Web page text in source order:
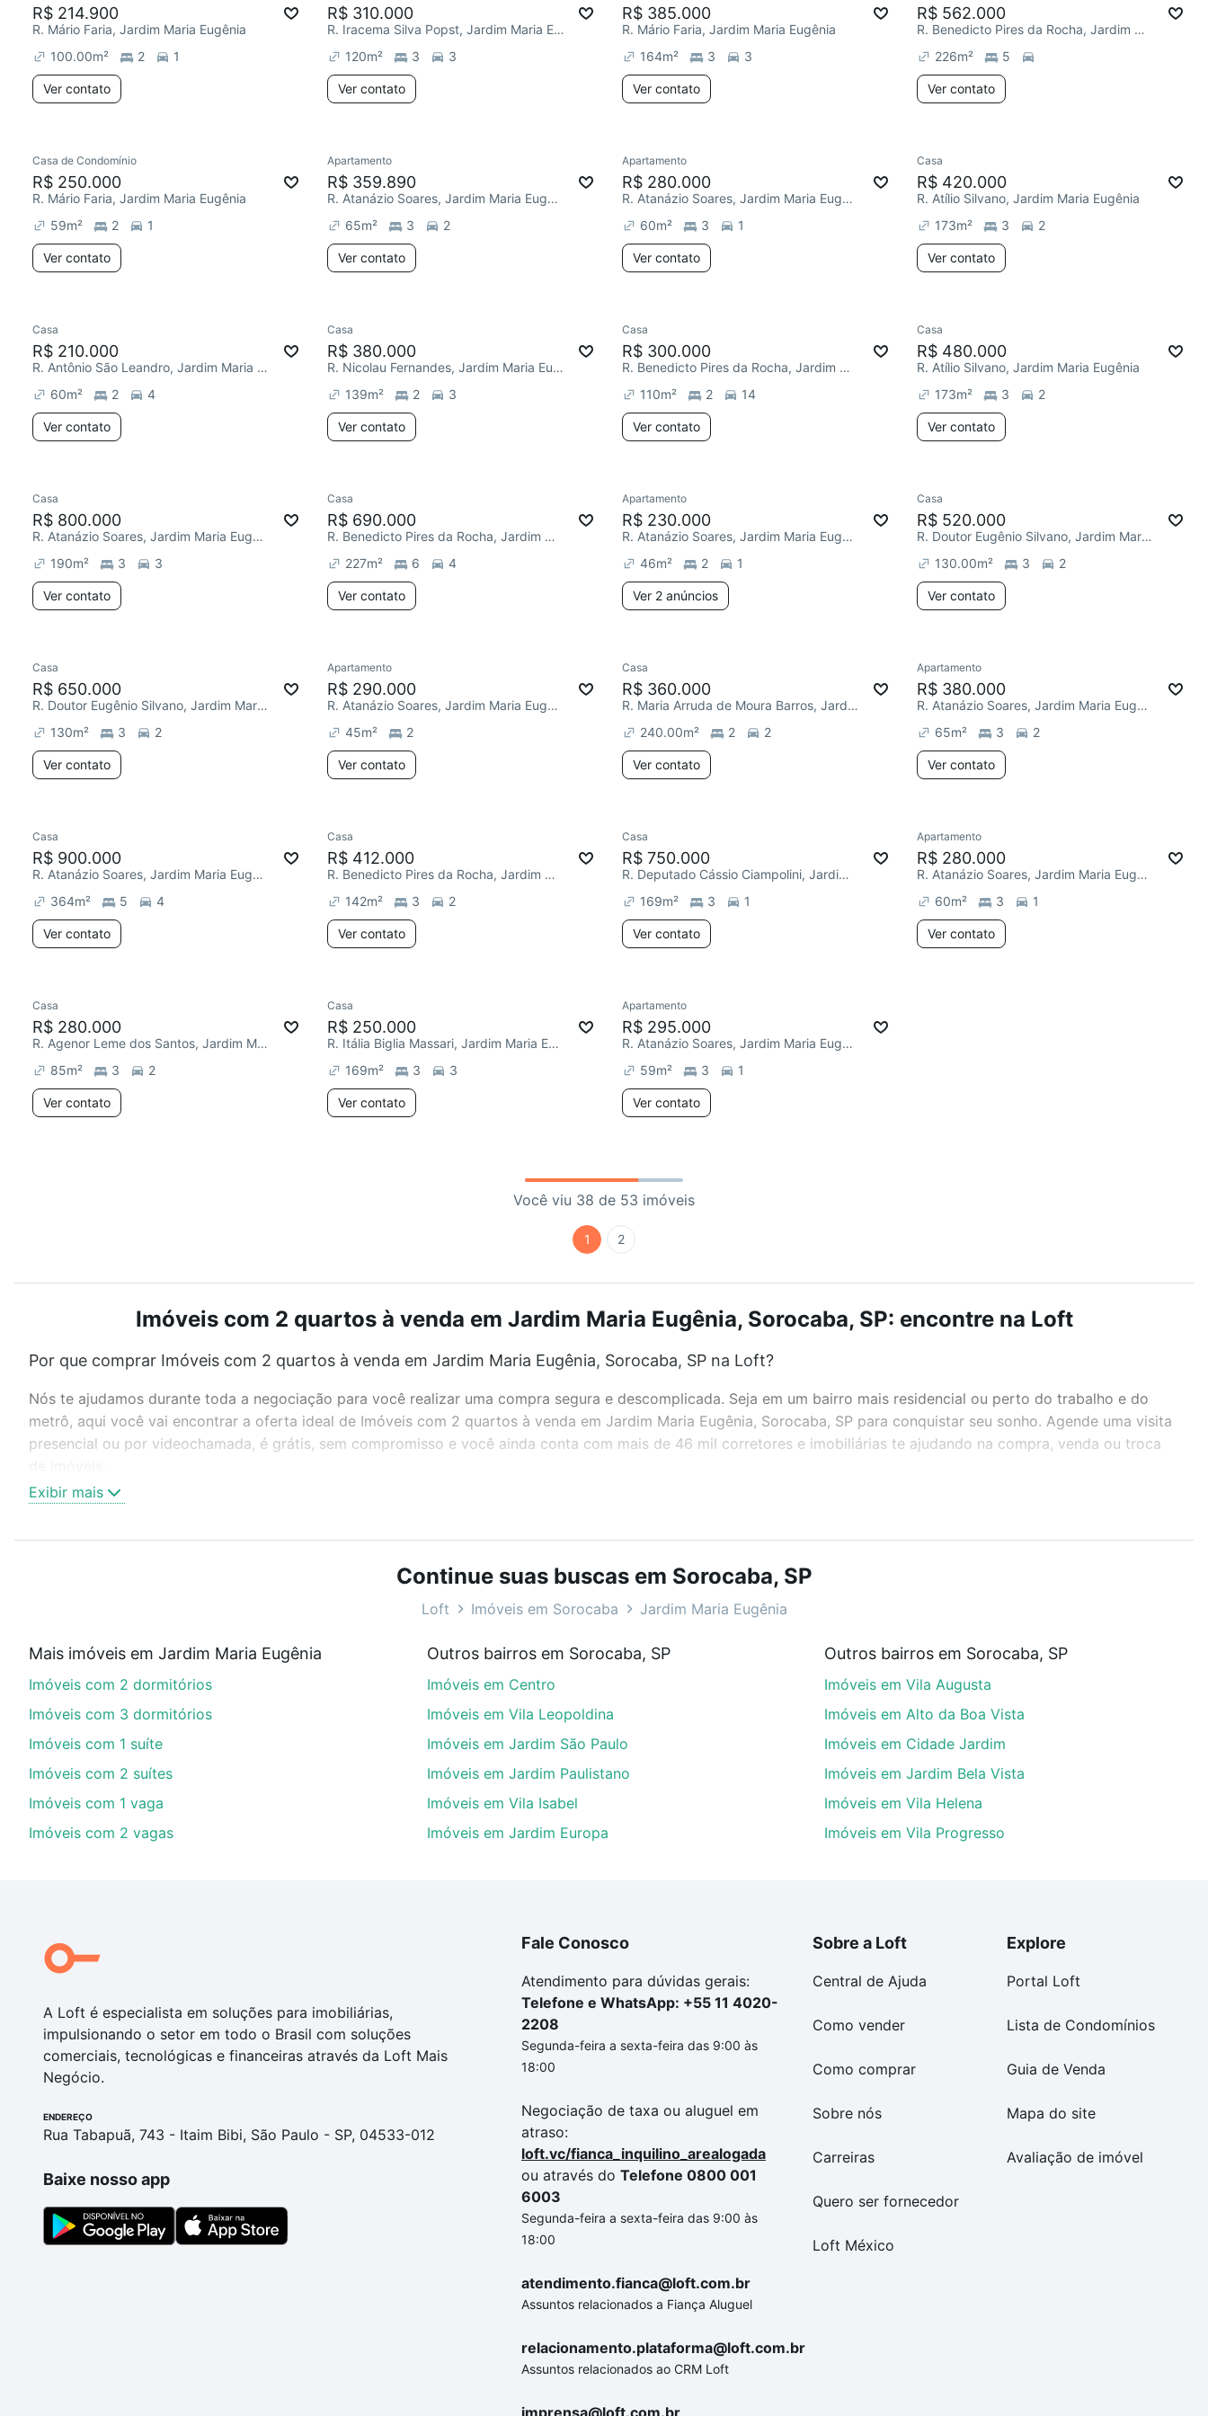
R$ 214.900
R. Mário Faria, Jardim Maria Eugênia
100.00m² 2 1
Ver contato
R$ 310.000
R. Iracema Silva Popst, Jardim Maria Eugênia
120m² 3 3
Ver contato
R$ 385.000
R. Mário Faria, Jardim Maria Eugênia
164m² 3 3
Ver contato
R$ 562.000
R. Benedicto Pires da Rocha, Jardim Maria Eugênia
226m² 5
Ver contato
Casa de Condomínio
R$ 250.000
R. Mário Faria, Jardim Maria Eugênia
59m² 2 1
Ver contato
Apartamento
R$ 359.890
R. Atanázio Soares, Jardim Maria Eugênia
65m² 3 2
Ver contato
Apartamento
R$ 280.000
R. Atanázio Soares, Jardim Maria Eugênia
60m² 3 1
Ver contato
Casa
R$ 420.000
R. Atílio Silvano, Jardim Maria Eugênia
173m² 3 2
Ver contato
Casa
R$ 210.000
R. Antônio São Leandro, Jardim Maria Eugênia
60m² 2 4
Ver contato
Casa
R$ 380.000
R. Nicolau Fernandes, Jardim Maria Eugênia
139m² 2 3
Ver contato
Casa
R$ 300.000
R. Benedicto Pires da Rocha, Jardim Maria Eugênia
110m² 2 14
Ver contato
Casa
R$ 480.000
R. Atílio Silvano, Jardim Maria Eugênia
173m² 3 2
Ver contato
Casa
R$ 800.000
R. Atanázio Soares, Jardim Maria Eugênia
190m² 3 3
Ver contato
Casa
R$ 690.000
R. Benedicto Pires da Rocha, Jardim Maria Eugênia
227m² 6 4
Ver contato
Apartamento
R$ 230.000
R. Atanázio Soares, Jardim Maria Eugênia
46m² 2 1
Ver 2 anúncios
Casa
R$ 520.000
R. Doutor Eugênio Silvano, Jardim Maria Eugênia
130.00m² 3 2
Ver contato
Casa
R$ 650.000
R. Doutor Eugênio Silvano, Jardim Maria Eugênia
130m² 3 2
Ver contato
Apartamento
R$ 290.000
R. Atanázio Soares, Jardim Maria Eugênia
45m² 2
Ver contato
Casa
R$ 360.000
R. Maria Arruda de Moura Barros, Jardim Maria Eugênia
240.00m² 2 2
Ver contato
Apartamento
R$ 380.000
R. Atanázio Soares, Jardim Maria Eugênia
65m² 3 2
Ver contato
Casa
R$ 900.000
R. Atanázio Soares, Jardim Maria Eugênia
364m² 5 4
Ver contato
Casa
R$ 412.000
R. Benedicto Pires da Rocha, Jardim Maria Eugênia
142m² 3 2
Ver contato
Casa
R$ 750.000
R. Deputado Cássio Ciampolini, Jardim Maria Eugênia
169m² 3 1
Ver contato
Apartamento
R$ 280.000
R. Atanázio Soares, Jardim Maria Eugênia
60m² 3 1
Ver contato
Casa
R$ 280.000
R. Agenor Leme dos Santos, Jardim Maria Eugênia
85m² 3 2
Ver contato
Casa
R$ 250.000
R. Itália Biglia Massari, Jardim Maria Eugênia
169m² 3 3
Ver contato
Apartamento
R$ 295.000
R. Atanázio Soares, Jardim Maria Eugênia
59m² 3 1
Ver contato
Você viu 38 de 53 imóveis
1 2
Imóveis com 2 quartos à venda em Jardim Maria Eugênia, Sorocaba, SP: encontre na Loft
Por que comprar Imóveis com 2 quartos à venda em Jardim Maria Eugênia, Sorocaba, SP na Loft?
Nós te ajudamos durante toda a negociação para você realizar uma compra segura e descomplicada. Seja em um bairro mais residencial ou perto do trabalho e do
metrô, aqui você vai encontrar a oferta ideal de Imóveis com 2 quartos à venda em Jardim Maria Eugênia, Sorocaba, SP para conquistar seu sonho. Agende uma visita
presencial ou por videochamada, é grátis, sem compromisso e você ainda conta com mais de 46 mil corretores e imobiliárias te ajudando na compra, venda ou troca
Como escolher um imóvel?
Use barra de busca no topo para pesquisar por ruas, bairros e até condomínios favoritos. Você também pode usar os filtros como quantidade de quartos, suítes, com
ou sem vaga de garagem para combinar perfeitamente com o preço, metragem e comodidades, como piscina, academia, salão de festas ou área verde e encontrar
Imóveis com 2 quartos à venda em Jardim Maria Eugênia, Sorocaba, SP ideal para você na Loft.
Aqui na Loft temos a oferta ideal para você, com Imóveis com 2 quartos à venda em Jardim Maria Eugênia, Sorocaba, SP que custam a partir de R$ 0 e com nossas
opções de financiamento imobiliário as parcelas podem se adequar ao seu orçamento. Se ainda tem alguma dúvida dos custos envolvidos no processo de compra,
veja em nosso portal quanto custa comprar um apartamento e conte com a gente para comprar o imóvel dos seus sonhos com segurança e conforto. Loft, com você
Exibir mais
Continue suas buscas em Sorocaba, SP
Loft Imóveis em Sorocaba Jardim Maria Eugênia
Mais imóveis em Jardim Maria Eugênia
Imóveis com 2 dormitórios
Imóveis com 3 dormitórios
Imóveis com 1 suíte
Imóveis com 2 suítes
Imóveis com 1 vaga
Imóveis com 2 vagas
Outros bairros em Sorocaba, SP
Imóveis em Centro
Imóveis em Vila Leopoldina
Imóveis em Jardim São Paulo
Imóveis em Jardim Paulistano
Imóveis em Vila Isabel
Imóveis em Jardim Europa
Outros bairros em Sorocaba, SP
Imóveis em Vila Augusta
Imóveis em Alto da Boa Vista
Imóveis em Cidade Jardim
Imóveis em Jardim Bela Vista
Imóveis em Vila Helena
Imóveis em Vila Progresso
A Loft é especialista em soluções para imobiliárias,
impulsionando o setor em todo o Brasil com soluções
comerciais, tecnológicas e financeiras através da Loft Mais
Negócio.
ENDEREÇO
Rua Tabapuã, 743 - Itaim Bibi, São Paulo - SP, 04533-012
Baixe nosso app
Fale Conosco
Atendimento para dúvidas gerais:
Telefone e WhatsApp: +55 11 4020-
2208
Segunda-feira a sexta-feira das 9:00 às
18:00
Negociação de taxa ou aluguel em
atraso:
loft.vc/fianca_inquilino_arealogada
ou através do Telefone 0800 001
6003
Segunda-feira a sexta-feira das 9:00 às
18:00
atendimento.fianca@loft.com.br
Assuntos relacionados a Fiança Aluguel
relacionamento.plataforma@loft.com.br
Assuntos relacionados ao CRM Loft
imprensa@loft.com.br
Sobre a Loft
Central de Ajuda
Como vender
Como comprar
Sobre nós
Carreiras
Quero ser fornecedor
Loft México
Explore
Portal Loft
Lista de Condomínios
Guia de Venda
Mapa do site
Avaliação de imóvel